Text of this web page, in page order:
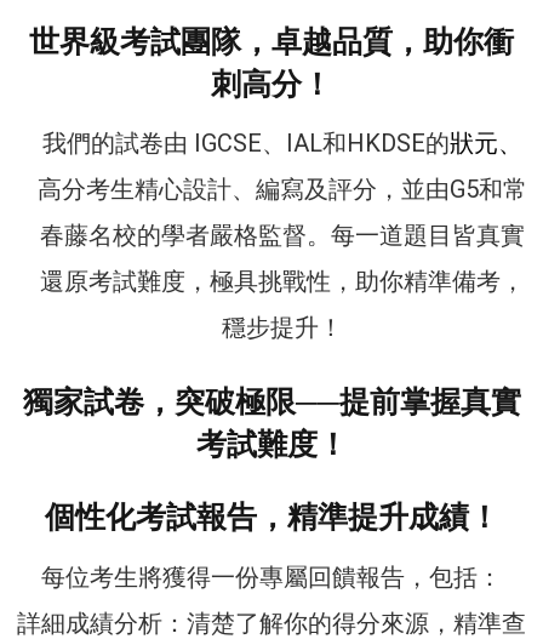
世界級考試團隊，卓越品質，助你衝
刺高分！
我們的試卷由 IGCSE、IAL和HKDSE的狀元、
高分考生精心設計、編寫及評分，並由G5和常
春藤名校的學者嚴格監督。每一道題目皆真實
還原考試難度，極具挑戰性，助你精準備考，
穩步提升！
獨家試卷，突破極限──提前掌握真實
考試難度！
個性化考試報告，精準提升成績！
每位考生將獲得一份專屬回饋報告，包括：
詳細成績分析：清楚了解你的得分來源，精準查